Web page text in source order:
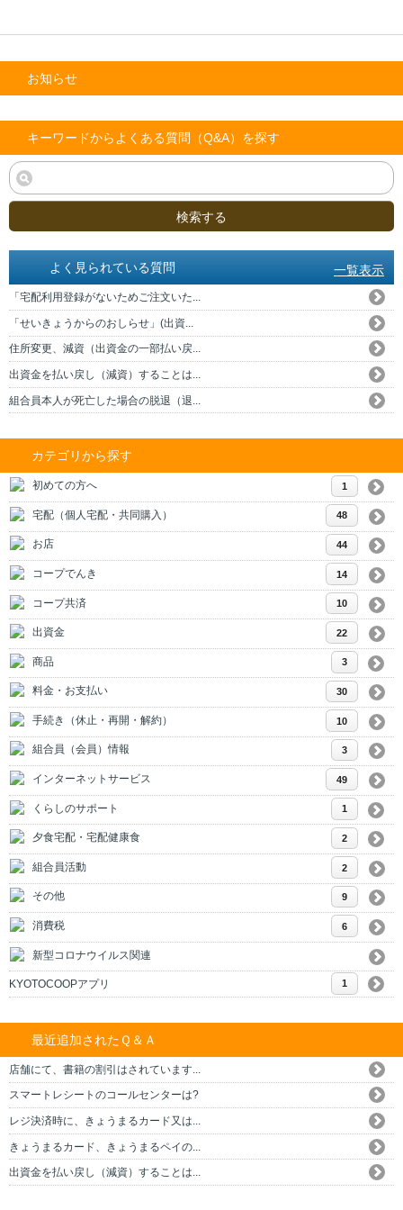
お知らせ
キーワードからよくある質問（Q&A）を探す
検索する
よく見られている質問 一覧表示
「宅配利用登録がないためご注文いた...
「せいきょうからのおしらせ」(出資...
住所変更、減資（出資金の一部払い戻...
出資金を払い戻し（減資）することは...
組合員本人が死亡した場合の脱退（退...
カテゴリから探す
初めての方へ 1
宅配（個人宅配・共同購入） 48
お店 44
コープでんき 14
コープ共済 10
出資金 22
商品 3
料金・お支払い 30
手続き（休止・再開・解約） 10
組合員（会員）情報 3
インターネットサービス 49
くらしのサポート 1
夕食宅配・宅配健康食 2
組合員活動 2
その他 9
消費税 6
新型コロナウイルス関連
KYOTOCOOPアプリ 1
最近追加されたＱ＆Ａ
店舗にて、書籍の割引はされています...
スマートレシートのコールセンターは?
レジ決済時に、きょうまるカード又は...
きょうまるカード、きょうまるペイの...
出資金を払い戻し（減資）することは...